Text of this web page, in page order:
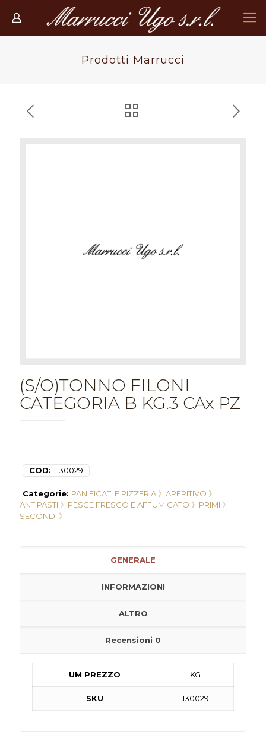
Prodotti Marrucci
(S/O)TONNO FILONI
CATEGORIA B KG.3 CAx PZ
COD: 130029
Categorie: PANIFICATI E PIZZERIA 》 APERITIVO 》
ANTIPASTI 》 PESCE FRESCO E AFFUMICATO 》 PRIMI 》
SECONDI 》
GENERALE
INFORMAZIONI
ALTRO
Recensioni 0
UM PREZZO KG
SKU 130029